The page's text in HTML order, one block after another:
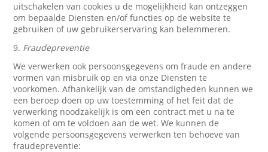
uitschakelen van cookies u de mogelijkheid kan ontzeggen
om bepaalde Diensten en/of functies op de website te
gebruiken of uw gebruikerservaring kan belemmeren.
9. Fraudepreventie
We verwerken ook persoonsgegevens om fraude en andere
vormen van misbruik op en via onze Diensten te
voorkomen. Afhankelijk van de omstandigheden kunnen we
een beroep doen op uw toestemming of het feit dat de
verwerking noodzakelijk is om een contract met u na te
komen of om te voldoen aan de wet. We kunnen de
volgende persoonsgegevens verwerken ten behoeve van
fraudepreventie: